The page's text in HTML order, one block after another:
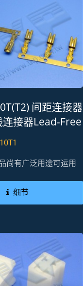
间距连接器
接器Lead-Free
尚有广泛用途可运用
细节